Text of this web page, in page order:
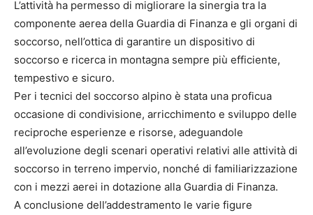
L’attività ha permesso di migliorare la sinergia tra la
componente aerea della Guardia di Finanza e gli organi di
soccorso, nell’ottica di garantire un dispositivo di
soccorso e ricerca in montagna sempre più efficiente,
tempestivo e sicuro.
Per i tecnici del soccorso alpino è stata una proficua
occasione di condivisione, arricchimento e sviluppo delle
reciproche esperienze e risorse, adeguandole
all’evoluzione degli scenari operativi relativi alle attività di
soccorso in terreno impervio, nonché di familiarizzazione
con i mezzi aerei in dotazione alla Guardia di Finanza.
A conclusione dell’addestramento le varie figure